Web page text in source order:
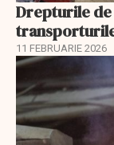
Drepturile
11 FEBRUARIE 2026